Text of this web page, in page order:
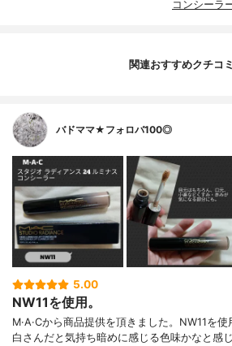
コンシーラ
関連おすすめクチコミ
バドママ★フォロバ100◎
5.00
NW11を使用。
M·A·Cから商品提供を頂きました。NW11を
白さんだと気持ち暗めに感じる色味かなと感